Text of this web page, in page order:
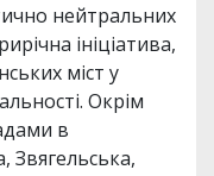
нейтральних
ініціатива,
міст у
Окрім
в
Звягельська,